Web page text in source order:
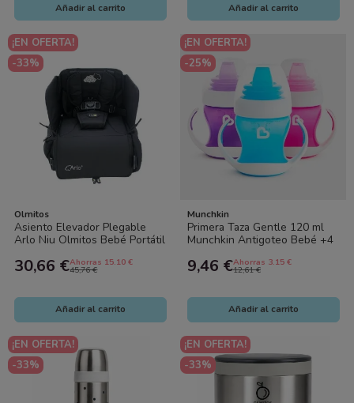
Añadir al carrito Añadir al carrito
¡EN OFERTA!
-33%
Olmitos
Asiento Elevador Plegable
Arlo Niu Olmitos Bebé Portátil
30,66 €Ahorras 15.10 €
45,76 €
Añadir al carrito
¡EN OFERTA!
-25%
Munchkin
Primera Taza Gentle 120 ml
Munchkin Antigoteo Bebé +4
9,46 €Ahorras 3.15 €
12,61 €
Añadir al carrito
¡EN OFERTA!
-33%
¡EN OFERTA!
-33%